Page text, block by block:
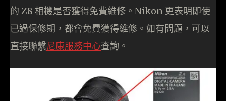
的 Z8 相機是否獲得免費維修。Nikon 更表明即使
已過保修期，都會免費獲得維修。如有問題，可以
直接聯繫尼康服務中心查詢。